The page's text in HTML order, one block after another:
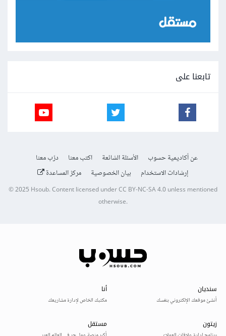
تابعنا على
عن أكاديمية حسوب الأسئلة الشائعة اكتب معنا
درّب معنا
إرشادات الاستخدام
بيان الخصوصية مركز المساعدة
© 2025Hsoub.Content licensed underCC BY-NC-SA 4.0unless mentioned
otherwise.